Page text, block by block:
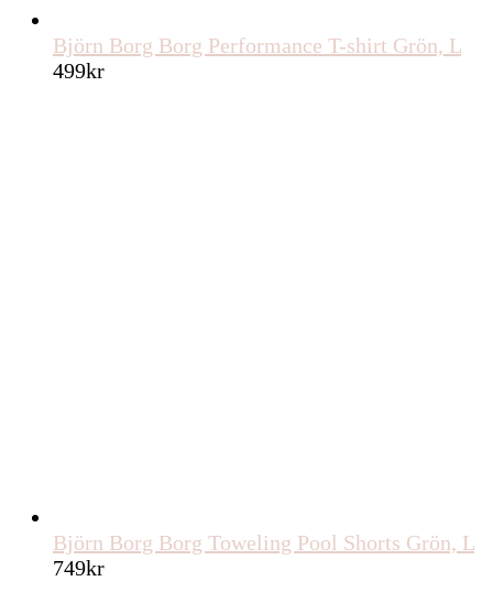
Björn Borg Borg Performance T-shirt Grön, L
499kr
Björn Borg Borg Toweling Pool Shorts Grön, L
749kr